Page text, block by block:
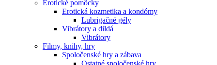
Erotické pomôcky
Erotická kozmetika a kondómy
Lubrigačné gély
Vibrátory a dildá
Vibrátory
Filmy, knihy, hry
Spoločenské hry a zábava
Ostatné spoločenské hry